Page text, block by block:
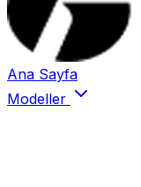
Ana Sayfa
Modeller